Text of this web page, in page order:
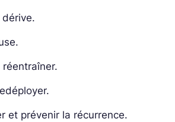
réentraîner.
et prévenir la récurrence.